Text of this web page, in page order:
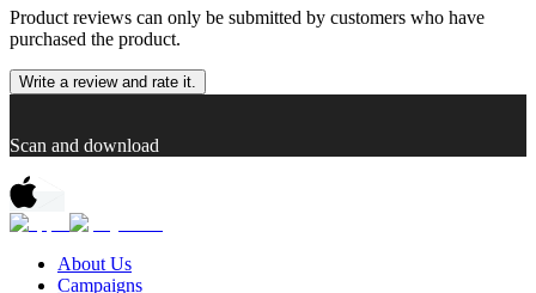
Product reviews can only be submitted by customers who have
purchased the product.
Write a review and rate it.
Scan and download
About Us
Campaigns